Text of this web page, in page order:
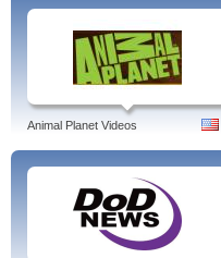
Animal Planet Videos